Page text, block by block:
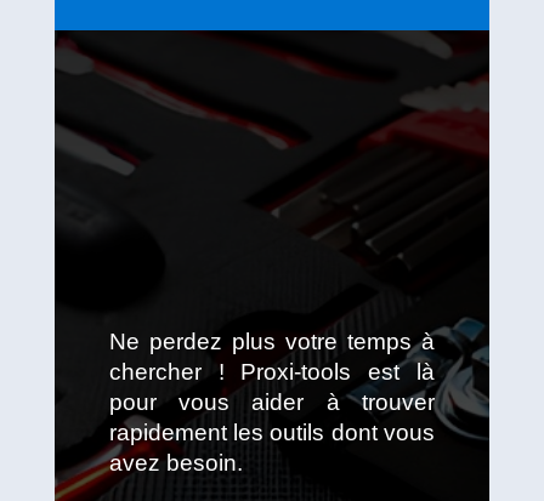
Ne perdez plus votre temps à
chercher ! Proxi-tools est là
pour vous aider à trouver
rapidement les outils dont vous
avez besoin.